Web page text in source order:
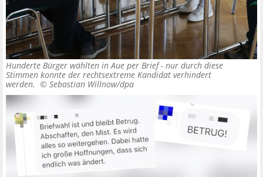
Hunderte Bürger wählten in Aue per Brief - nur durch diese
Stimmen konnte der rechtsextreme Kandidat verhindert
werden. © Sebastian Willnow/dpa